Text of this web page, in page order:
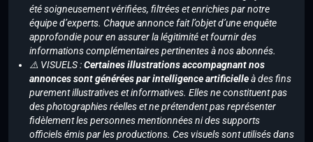
été soigneusement vérifiées, filtrées et enrichies par notre
équipe d’experts. Chaque annonce fait l’objet d’une enquête
approfondie pour en assurer la légitimité et fournir des
informations complémentaires pertinentes à nos abonnés.
⚠️ VISUELS :Certaines illustrations accompagnant nos
annonces sont générées par intelligence artificielleà des fins
purement illustratives et informatives. Elles ne constituent pas
des photographies réelles et ne prétendent pas représenter
fidèlement les personnes mentionnées ni des supports
officiels émis par les productions. Ces visuels sont utilisés dans